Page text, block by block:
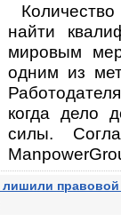
найти
мировым
одним из
когда дело
силы.
лишили